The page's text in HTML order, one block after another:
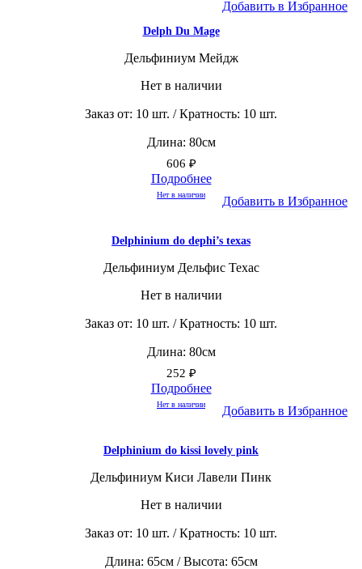
Добавить в Избранное
Delph Du Mage
Дельфиниум Мейдж
Нет в наличии
Заказ от: 10 шт. / Кратность: 10 шт.
Длина: 80см
606 ₽
Подробнее
Нет в наличии Добавить в Избранное
Delphinium do dephi’s texas
Дельфиниум Дельфис Техас
Нет в наличии
Заказ от: 10 шт. / Кратность: 10 шт.
Длина: 80см
252 ₽
Подробнее
Нет в наличии Добавить в Избранное
Delphinium do kissi lovely pink
Дельфиниум Киси Лавели Пинк
Нет в наличии
Заказ от: 10 шт. / Кратность: 10 шт.
Длина: 65см / Высота: 65см